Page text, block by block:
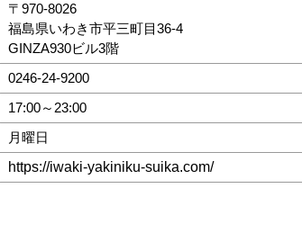
〒970-8026
福島県いわき市平三町目36-4
GINZA930ビル3階
0246-24-9200
17:00～23:00
月曜日
https://iwaki-yakiniku-suika.com/